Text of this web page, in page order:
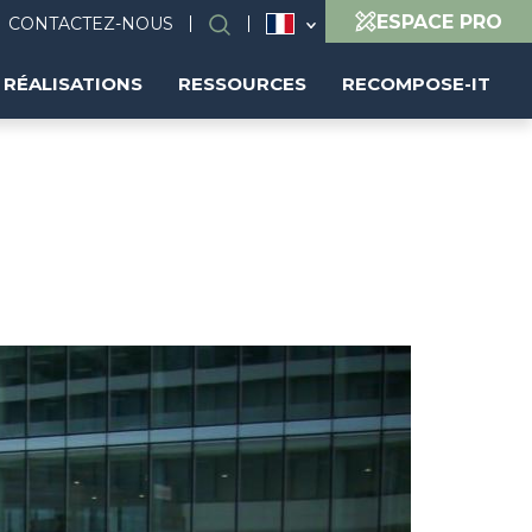
CONTACTEZ-NOUS Rechercher ESPACE PRO
RÉALISATIONS RESSOURCES RECOMPOSE-IT